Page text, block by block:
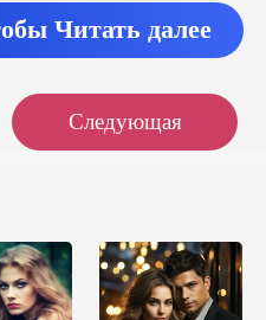
Читать далее
Следующая